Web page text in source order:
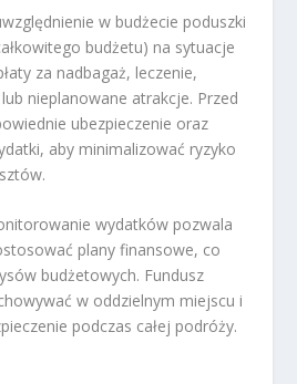
w budżecie poduszki
budżetu) na sytuacje
za nadbagaż, leczenie,
nieplanowane atrakcje. Przed
ubezpieczenie oraz
aby minimalizować ryzyko
wydatków pozwala
plany finansowe, co
budżetowych. Fundusz
w oddzielnym miejscu i
podczas całej podróży.